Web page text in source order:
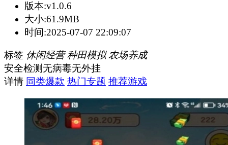
版本:v1.0.6
大小:61.9MB
时间:2025-07-07 22:09:07
标签 休闲经营 种田模拟 农场养成
安全检测 无病毒无外挂
详情 同类爆款 热门专题 推荐游戏